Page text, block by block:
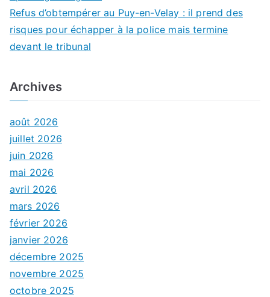
Refus d’obtempérer au Puy-en-Velay : il prend des
risques pour échapper à la police mais termine
devant le tribunal
Archives
août 2026
juillet 2026
juin 2026
mai 2026
avril 2026
mars 2026
février 2026
janvier 2026
décembre 2025
novembre 2025
octobre 2025